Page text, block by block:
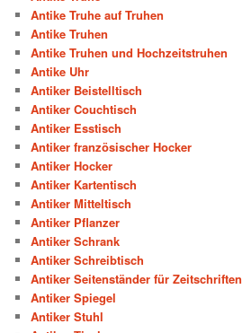
Antike Truhe auf Truhen
Antike Truhen
Antike Truhen und Hochzeitstruhen
Antike Uhr
Antiker Beistelltisch
Antiker Couchtisch
Antiker Esstisch
Antiker französischer Hocker
Antiker Hocker
Antiker Kartentisch
Antiker Mitteltisch
Antiker Pflanzer
Antiker Schrank
Antiker Schreibtisch
Antiker Seitenständer für Zeitschriften
Antiker Spiegel
Antiker Stuhl